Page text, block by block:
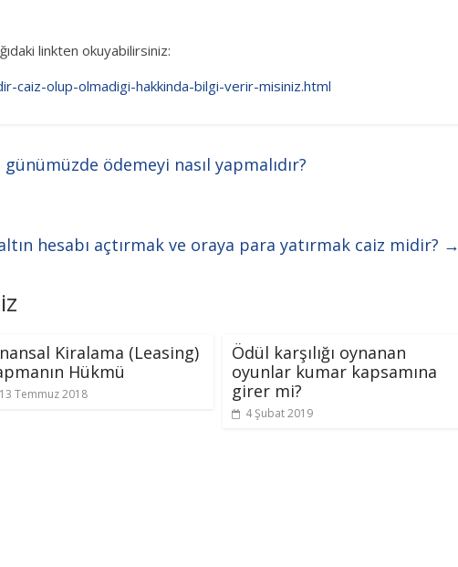
linkten okuyabilirsiniz:
caiz-olup-olmadigi-hakkinda-bilgi-verir-misiniz.html
ödemeyi nasıl yapmalıdır?
hesabı açtırmak ve oraya para yatırmak caiz midir? →
Kiralama (Leasing)
Hükmü
13 Temmuz 2018
Ödül karşılığı oynanan
oyunlar kumar kapsamına
girer mi?
4 Şubat 2019